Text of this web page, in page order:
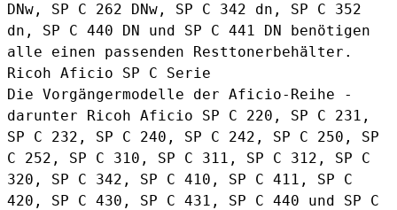
DNw, SP C 262 DNw, SP C 342 dn, SP C 352
dn, SP C 440 DN und SP C 441 DN benötigen
alle einen passenden Resttonerbehälter.
Ricoh Aficio SP C Serie
Die Vorgängermodelle der Aficio-Reihe -
darunter Ricoh Aficio SP C 220, SP C 231,
SP C 232, SP C 240, SP C 242, SP C 250, SP
C 252, SP C 310, SP C 311, SP C 312, SP C
320, SP C 342, SP C 410, SP C 411, SP C
420, SP C 430, SP C 431, SP C 440 und SP C